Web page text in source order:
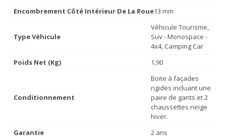
Encombrement Côté Intérieur De La Roue13 mm
Type Véhicule
Véhicule Tourisme,
Suv - Monospace -
4x4, Camping Car
Poids Net (Kg)
1,90
Conditionnement
Boite à façades
rigides incluant une
paire de gants et 2
chaussettes neige
hiver.
Garantie
2 ans